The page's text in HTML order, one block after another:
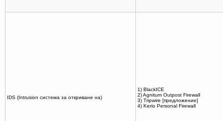
IDS (Intrusion система за откриване на)
1) BlackICE
2) Agnitum Outpost Firewall
3) Tripwire [предложение]
4) Kerio Personal Firewall